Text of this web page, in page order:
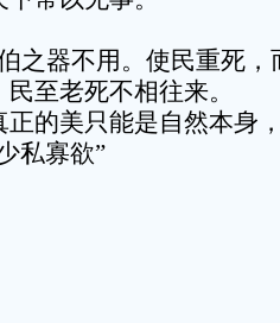
之器不用。使民重死
至老死不相往来。
正的美只能是自然本身
私寡欲”